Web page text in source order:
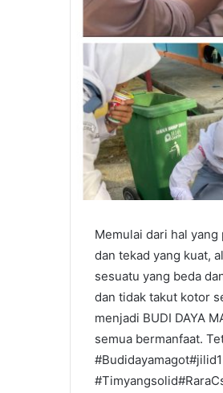
Memulai dari hal
dan tekad yang kuat,
sesuatu yang beda
dan tidak takut kotor
menjadi BUDI DAYA
semua bermanfaat.
#Budidayamagot#jilid1